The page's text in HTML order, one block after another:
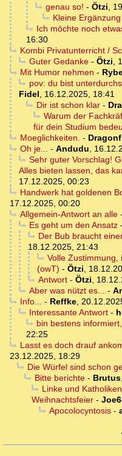
genau so! - Ötzi,
Kleine Ergänzung
Ich möchte noch
16:30
Kombi Privatunterricht /
Guter Gedanke- Ötzi,
Mit Humor nehmen -
pov: du bist
Fidel, 16.12.2025, 18:41
Dir ist schon klar-
Warum der
für dein Studium
Moeglichkeiten. -
Oh je... - Andudu,
Sehr guter Vorschlag!
Alles bieten lassen, das
17.12.2025, 00:23
Handwerk hat goldenen
17.12.2025, 00:20
Allgemein-Antwort an alle-
Es geht um den Ansatz-
Der Bub braucht
18.12.2025, 21:43
Volle Zustimmung,
(owT) - Ötzi,
Antwort- Ötzi,
Aber was nützt es... -
Info... - Reffke,
Interessante Antwort-
bin bestens
22:25
Lasst es doch drauf
23.12.2025, 18:29
Die Würfel sind schon
Bitte berichte- Brutus,
Linke und
Weihnachtsfeier -
Apocolocyntosis-